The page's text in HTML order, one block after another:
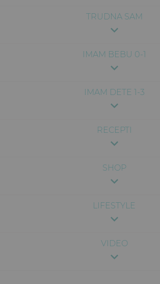
TRUDNA SAM
IMAM BEBU 0-1
IMAM DETE 1-3
RECEPTI
SHOP
LIFESTYLE
VIDEO